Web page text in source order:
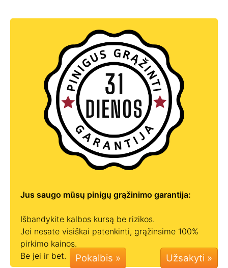
Jus saugo mūsų pinigų grąžinimo garantija:
Išbandykite kalbos kursą be rizikos.
Jei nesate visiškai patenkinti, grąžinsime 100%
pirkimo kainos.
Be jei ir bet.
Pokalbis »